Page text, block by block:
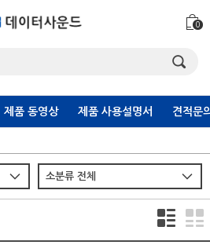
0
제품 동영상 제품 사용설명서 견적문